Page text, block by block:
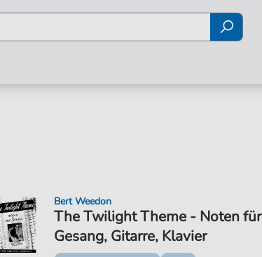
The Twilight Theme - Noten für
Gesang, Gitarre, Klavier
Bert Weedon